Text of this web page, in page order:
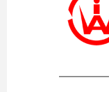
———